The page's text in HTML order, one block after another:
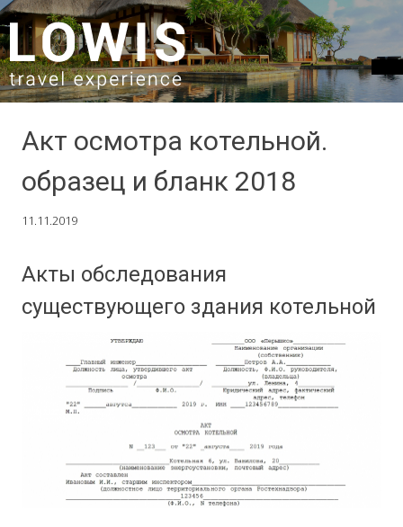
SKIP TO CONTENT
Акт осмотра котельной.
образец и бланк 2018
11.11.2019
Акты обследования
существующего здания котельной